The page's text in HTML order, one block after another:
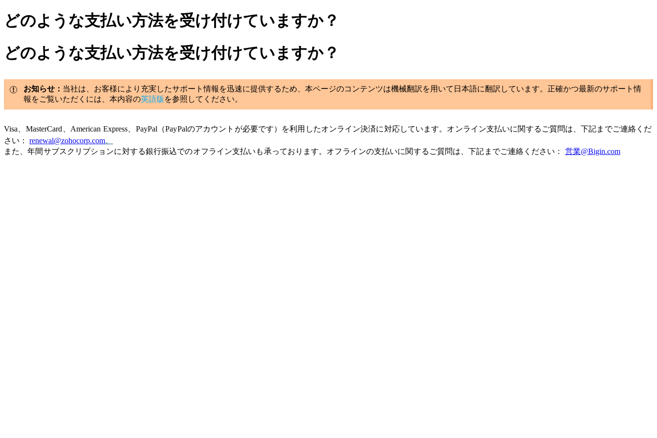
どのような支払い方法を受け付けていますか？
どのような支払い方法を受け付けていますか？
お知らせ： 当社は、お客様により充実したサポート情報を迅速に提供するため、本ページのコンテンツは機械翻訳を用いて日本語に翻訳しています。正確かつ最新のサポート情
報をご覧いただくには、本内容の英語版 を参照してください。
Visa、MasterCard、American Express、PayPal（PayPalのアカウントが必要です）を利用したオンライン決済に対応しています。 オンライン支払いに関するご質問は、下記までご連絡くだ
さい：renewal@zohocorp.com。
また、年間サブスクリプションに対する銀行振込でのオフライン支払いも承っております。オフラインの支払いに関するご質問は、下記までご連絡ください： 営業@Bigin.com